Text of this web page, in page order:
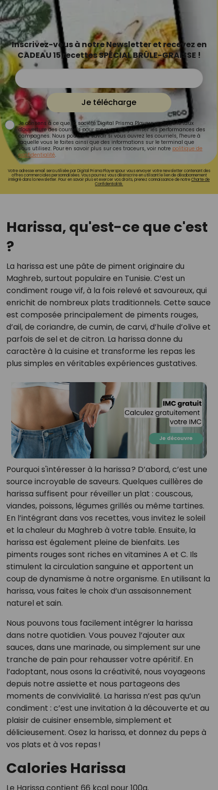
Inscrivez-vous à notre Newsletter et recevez en
CADEAU 15 recettes SPÉCIAL BRÛLE-GRAISSE !
Je télécharge
Je consens à ce que la société Digital Prisma Players analyse le taux
d'ouverture des courriels pour mesurer et optimiser les performances des
campagnes. Nous pourrons savoir si vous ouvrez les courriels, l'heure à
laquelle vous le faites ainsi que des informations sur le terminal que
vous utilisez. Pour en savoir plus sur ces traceurs, voir notre politique de
confidentialité.
Votre adresse email sera utilisée par Digital Prisma Playerspour vous envoyer votre newsletter contenant des
offres commerciales personnalisées. Vous pourrez vous désinscrire en utilisant le lien de désabonnement
intégré dans la newsletter. Pour en savoir plus et exercer vos droits, prenez connaissance de notreCharte de
Confidentialité.
Harissa, qu'est-ce que c'est
?
La harissa est une pâte de piment originaire du
Maghreb, surtout populaire en Tunisie. C’est un
condiment rouge vif, à la fois relevé et savoureux, qui
enrichit de nombreux plats traditionnels. Cette sauce
est composée principalement de piments rouges,
d’ail, de coriandre, de cumin, de carvi, d’huile d’olive et
parfois de sel et de citron. La harissa donne du
caractère à la cuisine et transforme les repas les
plus simples en véritables expériences gustatives.
Pourquoi s'intéresser à la harissa ? D’abord, c’est une
source incroyable de saveurs. Quelques cuillères de
harissa suffisent pour réveiller un plat : couscous,
viandes, poissons, légumes grillés ou même tartines.
En l’intégrant dans vos recettes, vous invitez le soleil
et la chaleur du Maghreb à votre table. Ensuite, la
harissa est également pleine de bienfaits. Les
piments rouges sont riches en vitamines A et C. Ils
stimulent la circulation sanguine et apportent un
coup de dynamisme à notre organisme. En utilisant la
harissa, vous faites le choix d’un assaisonnement
naturel et sain.
Nous pouvons tous facilement intégrer la harissa
dans notre quotidien. Vous pouvez l’ajouter aux
sauces, dans une marinade, ou simplement sur une
tranche de pain pour rehausser votre apéritif. En
l’adoptant, nous osons la créativité, nous voyageons
depuis notre assiette et nous partageons des
moments de convivialité. La harissa n’est pas qu’un
condiment : c’est une invitation à la découverte et au
plaisir de cuisiner ensemble, simplement et
délicieusement. Osez la harissa, et donnez du peps à
vos plats et à vos repas !
Calories Harissa